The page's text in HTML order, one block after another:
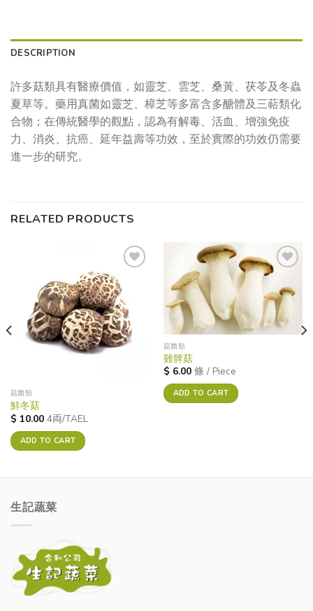
DESCRIPTION
許多菇類具有醫療價值，如靈芝、雲芝、桑黃、茯苓及冬蟲
夏草等。藥用真菌如靈芝、樟芝等多富含多醣體及三萜類化
合物；在傳統醫學的觀點，認為有解毒、活血、增強免疫
力、消炎、抗癌、延年益壽等功效，至於實際的功效仍需要
進一步的研究。
RELATED PRODUCTS
Add to
wishlist
菇菌類
鮮冬菇
$ 10.00 4両/TAEL
ADD TO CART
Add to
wishlist
菇菌類
雞髀菇
$ 6.00 條 / Piece
ADD TO CART
生記蔬菜